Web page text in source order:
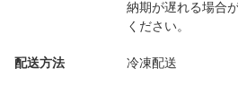
納期が遅れる場合
ください。
配送方法 冷凍配送